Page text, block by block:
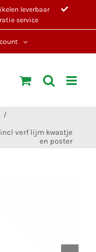
leverbaar
service
incl verf lijm kwastje
en poster